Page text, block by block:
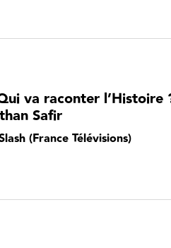
va raconter l’Histoire
Safir
(France Télévisions)